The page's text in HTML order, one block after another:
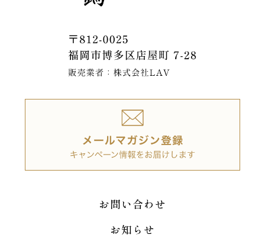
お問い合わせ
お知らせ